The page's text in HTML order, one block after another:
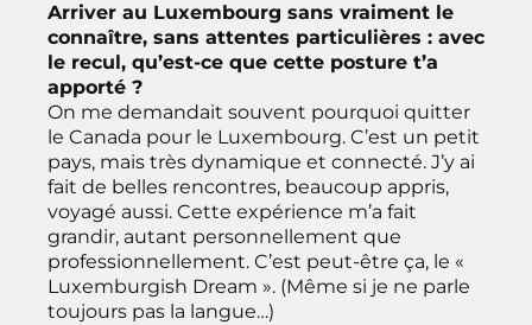
Arriver au Luxembourg sans vraiment le
connaître, sans attentes particulières : avec
le recul, qu’est-ce que cette posture t’a
apporté ?
On me demandait souvent pourquoi quitter
le Canada pour le Luxembourg. C’est un petit
pays, mais très dynamique et connecté. J’y ai
fait de belles rencontres, beaucoup appris,
voyagé aussi. Cette expérience m’a fait
grandir, autant personnellement que
professionnellement. C’est peut-être ça, le «
Luxemburgish Dream ». (Même si je ne parle
toujours pas la langue…)